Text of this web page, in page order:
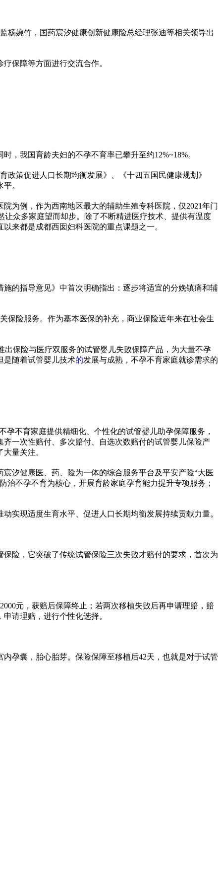
杨婉竹，国药宸汐健康创新健康险总经理张迪等相关领导出
保障等方面进行交流合作。
，我国育龄夫妇的不孕不育率已攀升至约12%~18%。
政策促进人口长期均衡发展》、《十四五国民健康规划》
。
为例，作为西南地区最大的辅助生殖专科医院，仅2021年门
让众多家庭望而却步。除了不断精进医疗技术、提供有温度
来都是成都西囡妇科医院的重点课题之一。
的指导意见》中首次明确指出：逐步将适宜的分娩镇痛和辅
保险服务。作为基本医保的补充，商业保险近年来在社会生
保险与医疗双服务的试管婴儿失败保障产品，为大量不孕
是随着试管婴儿技术的发展与成熟，不孕不育家庭就诊需求的
不育家庭提供精细化、个性化的试管婴儿助孕保障服务，
一次性赔付、多次赔付、自选次数赔付的试管婴儿保险产
量关注。
汐健康医、药、险为一体的综合服务平台及平安产险“大医
不孕不育为核心，开展育龄家庭孕育能力提升专项服务；
实现适度生育水平、促进人口长期均衡发展持续贡献力量。
险，它突破了传统试管保险三次失败才赔付的要求，首次为
元，获赔后保障终止；若两次移植失败后再申请理赔，赔
请理赔，进行个性化选择。
孕囊，胎心胎芽。保险保障至移植后42天，也就是对于试管